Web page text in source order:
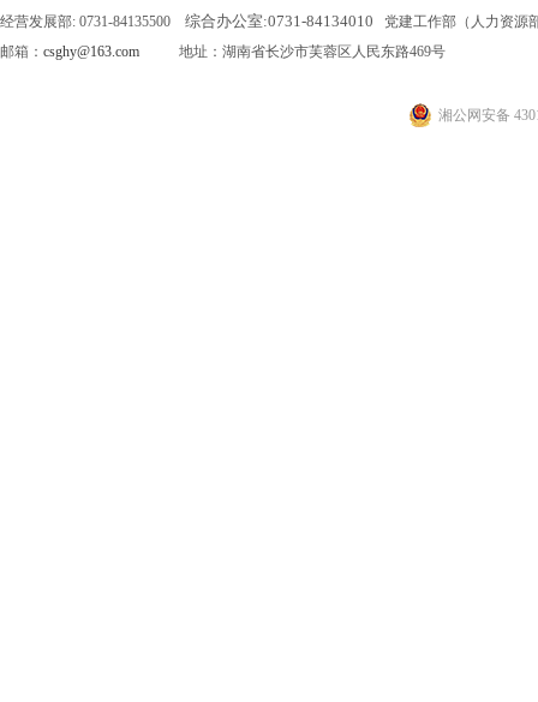
经营发展部: 0731-84135500 综合办公室:0731-84134010
党建工作部（人力资源
邮箱： csghy@163.com 地址：湖南省长沙市芙蓉区人民东路469号
湘公网安备